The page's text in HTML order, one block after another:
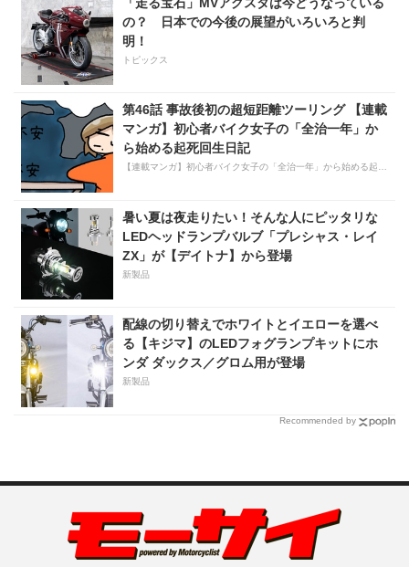
の？ 日本での今後の展望がいろいろと判
明！
トピックス
第46話 事故後初の超短距離ツーリング 【連載
マンガ】初心者バイク女子の「全治一年」か
ら始める起死回生日記
【連載マンガ】初心者バイク女子の「全治一年」から始める起死回生日記
暑い夏は夜走りたい！そんな人にピッタリな
LEDヘッドランプバルブ「プレシャス・レイ
ZX」が【デイトナ】から登場
新製品
配線の切り替えでホワイトとイエローを選べ
る【キジマ】のLEDフォグランプキットにホ
ンダ ダックス／グロム用が登場
新製品
Recommended by